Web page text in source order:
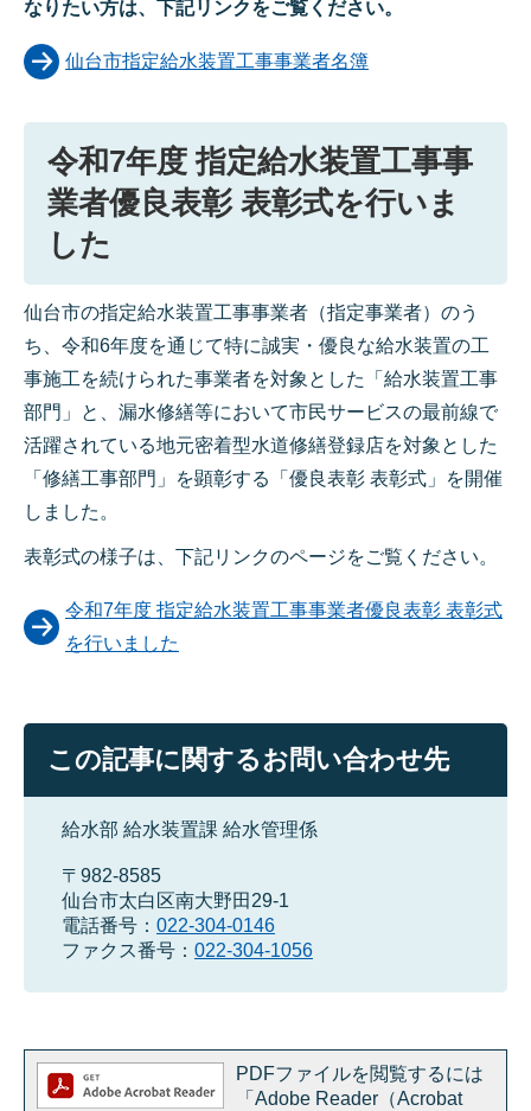
なりたい方は、下記リンクをご覧ください。
仙台市指定給水装置工事事業者名簿
令和7年度 指定給水装置工事事
業者優良表彰 表彰式を行いま
した
仙台市の指定給水装置工事事業者（指定事業者）のう
ち、令和6年度を通じて特に誠実・優良な給水装置の工
事施工を続けられた事業者を対象とした「給水装置工事
部門」と、漏水修繕等において市民サービスの最前線で
活躍されている地元密着型水道修繕登録店を対象とした
「修繕工事部門」を顕彰する「優良表彰 表彰式」を開催
しました。
表彰式の様子は、下記リンクのページをご覧ください。
令和7年度 指定給水装置工事事業者優良表彰 表彰式
を行いました
この記事に関するお問い合わせ先
給水部 給水装置課 給水管理係
〒982-8585
仙台市太白区南大野田29-1
電話番号： 022-304-0146
ファクス番号： 022-304-1056
PDFファイルを閲覧するには
「Adobe Reader（Acrobat